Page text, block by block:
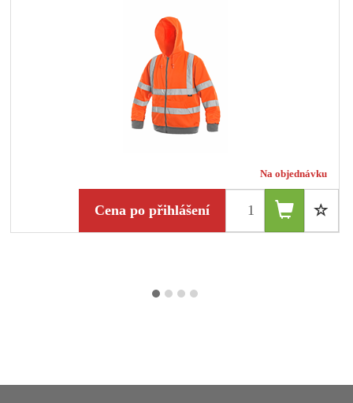
Na objednávku
Cena po přihlášení